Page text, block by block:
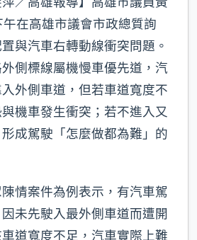
在高雄市議會市政總質詢
與汽車右轉動線衝突問題。
側標線屬機慢車優先道，汽
外側車道，但若車道寬度不
機車發生衝突；若不進入又
成駕駛「怎麼做都為難」的
情案件為例表示，有汽車駕
未先駛入最外側車道而遭開
道寬度不足，汽車實際上難